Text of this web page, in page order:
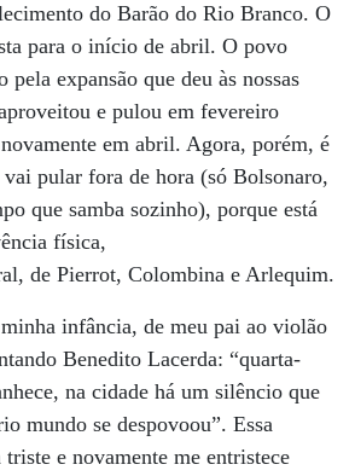
do Barão do Rio Branco. O
para o início de abril. O povo
pela expansão que deu às nossas
e pulou em fevereiro
em abril. Agora, porém, é
pular fora de hora (só Bolsonaro,
que samba sozinho), porque está
física,
de Pierrot, Colombina e Arlequim.
infância, de meu pai ao violão
Benedito Lacerda: “quarta-
na cidade há um silêncio que
mundo se despovoou”. Essa
e novamente me entristece